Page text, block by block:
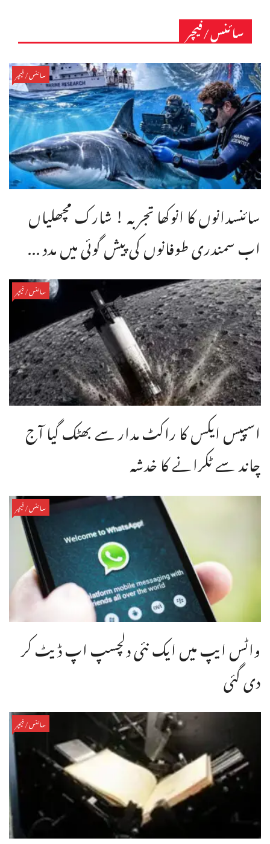
سائنس/فیچر
سائنس/فیچر
سائنسدانوں کا انوکھا تجربہ ! شارک مچھلیاں
اب سمندری طوفانوں کی پیش گوئی میں مدد ...
سائنس/فیچر
اسپیس ایکس کا راکٹ مدار سے بھٹک گیا آج
چاند سے ٹکرانے کا خدشہ
سائنس/فیچر
واٹس ایپ میں ایک نئی دلچسپ اپ ڈیٹ کر
دی گئی
سائنس/فیچر